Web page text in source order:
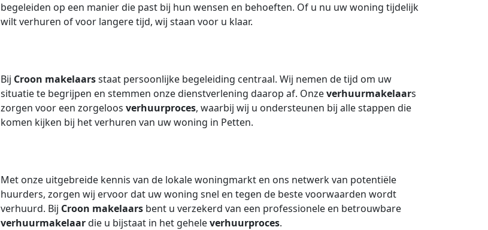
begeleiden op een manier die past bij hun wensen en behoeften. Of u nu uw woning tijdelijk
wilt verhuren of voor langere tijd, wij staan voor u klaar.
Bij Croon makelaarsstaat persoonlijke begeleiding centraal. Wij nemen de tijd om uw
situatie te begrijpen en stemmen onze dienstverlening daarop af. Onzeverhuurmakelaars
zorgen voor een zorgeloos verhuurproces, waarbij wij u ondersteunen bij alle stappen die
komen kijken bij het verhuren van uw woning in Petten.
Met onze uitgebreide kennis van de lokale woningmarkt en ons netwerk van potentiële
huurders, zorgen wij ervoor dat uw woning snel en tegen de beste voorwaarden wordt
verhuurd. Bij Croon makelaars bent u verzekerd van een professionele en betrouwbare
verhuurmakelaardie u bijstaat in het geheleverhuurproces.